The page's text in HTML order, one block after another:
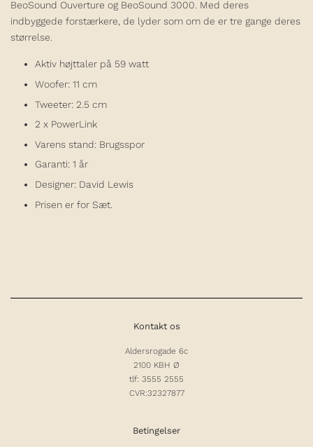
BeoSound Ouverture og BeoSound 3000. Med deres
indbyggede forstærkere, de lyder som om de er tre gange deres
størrelse.
Aktiv højttaler på 59 watt
Woofer: 11 cm
Tweeter: 2.5 cm
2 x PowerLink
Varens stand: Brugsspor
Garanti: 1 år
Designer: David Lewis
Prisen er for Sæt.
Kontakt os
Aldersrogade 6c
2100 KBH Ø
tlf: 3555 2555
CVR:32327877
Betingelser